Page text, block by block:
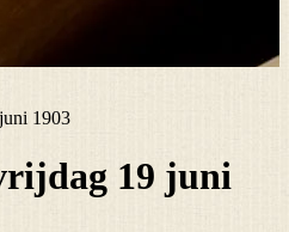
1903
19 juni